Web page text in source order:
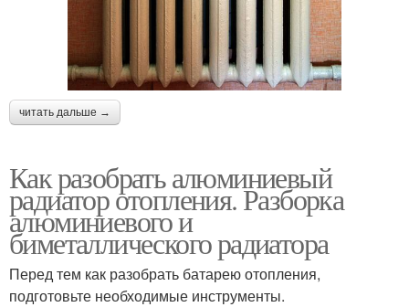
читать дальше →
Как разобрать алюминиевый
радиатор отопления. Разборка
алюминиевого и
биметаллического радиатора
Перед тем как разобрать батарею отопления,
подготовьте необходимые инструменты.